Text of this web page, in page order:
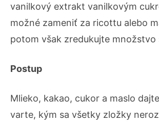
vanilkový extrakt vanilkovým
možné zameniť za ricottu alebo
potom však zredukujte množstvo
Postup
Mlieko, kakao, cukor a maslo
varte, kým sa všetky zložky